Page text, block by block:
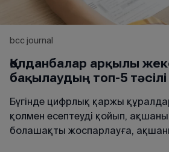
bcc journal
Қолданбалар арқылы
бақылаудың топ-5 тәсілі
Бүгінде цифрлық қаржы
қолмен есептеуді қойып,
болашақты жоспарлауға,